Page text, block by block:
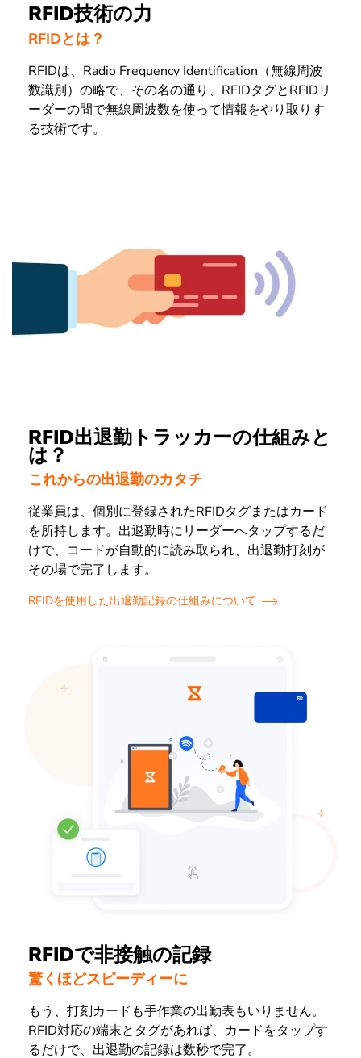
RFID技術の力
RFIDとは？
RFIDは、Radio Frequency Identification（無線周波
数識別）の略で、その名の通り、RFIDタグとRFIDリ
ーダーの間で無線周波数を使って情報をやり取りす
る技術です。
RFID出退勤トラッカーの仕組みと
は？
これからの出退勤のカタチ
従業員は、個別に登録されたRFIDタグまたはカード
を所持します。出退勤時にリーダーへタップするだ
けで、コードが自動的に読み取られ、出退勤打刻が
その場で完了します。
RFIDを使用した出退勤記録の仕組みについて
RFIDで非接触の記録
驚くほどスピーディーに
もう、打刻カードも手作業の出勤表もいりません。
RFID対応の端末とタグがあれば、カードをタップす
るだけで、出退勤の記録は数秒で完了。